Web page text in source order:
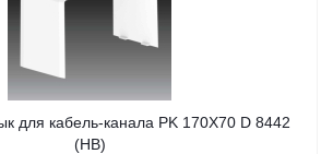
для кабель-канала PK 170X70 D 8442
(HB)